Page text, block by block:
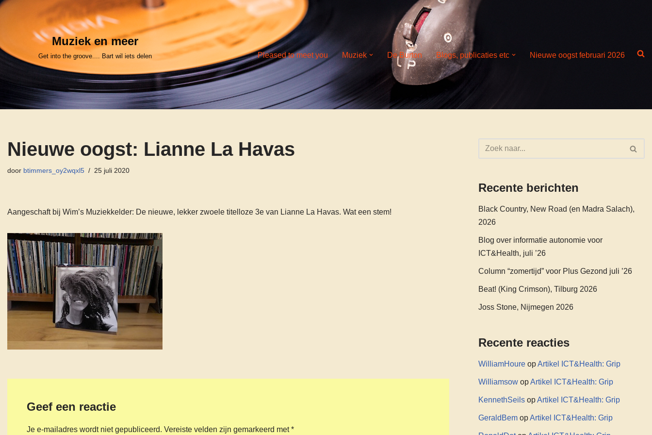
de
inhoud
Muziek en meer
Get into the groove.... Bart wil iets delen Pleased to meet you Muziek De Burton Blogs, publicaties etc Nieuwe oogst februari 2026
Nieuwe oogst: Lianne La Havas
door btimmers_oy2wqxl5 25 juli 2020
Aangeschaft bij Wim’s Muziekkelder: De nieuwe, lekker zwoele titelloze 3e van Lianne La Havas. Wat een stem!
Geef een reactie
Je e-mailadres wordt niet gepubliceerd. Vereiste velden zijn gemarkeerd met*
Recente berichten
Black Country, New Road (en Madra Salach),
2026
Blog over informatie autonomie voor
ICT&Health, juli ’26
Column “zomertijd” voor Plus Gezond juli ’26
Beat! (King Crimson), Tilburg 2026
Joss Stone, Nijmegen 2026
Recente reacties
WilliamHoureopArtikel ICT&Health: Grip
WilliamsowopArtikel ICT&Health: Grip
KennethSeilsopArtikel ICT&Health: Grip
GeraldBemopArtikel ICT&Health: Grip